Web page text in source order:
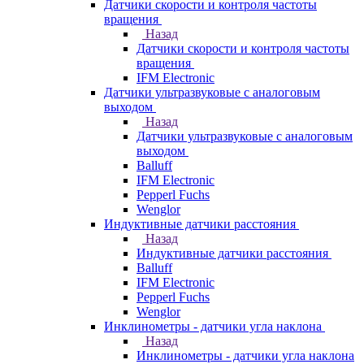
Датчики скорости и контроля частоты
вращения
Назад
Датчики скорости и контроля частоты
вращения
IFM Electronic
Датчики ультразвуковые с аналоговым
выходом
Назад
Датчики ультразвуковые с аналоговым
выходом
Balluff
IFM Electronic
Pepperl Fuchs
Wenglor
Индуктивные датчики расстояния
Назад
Индуктивные датчики расстояния
Balluff
IFM Electronic
Pepperl Fuchs
Wenglor
Инклинометры - датчики угла наклона
Назад
Инклинометры - датчики угла наклона